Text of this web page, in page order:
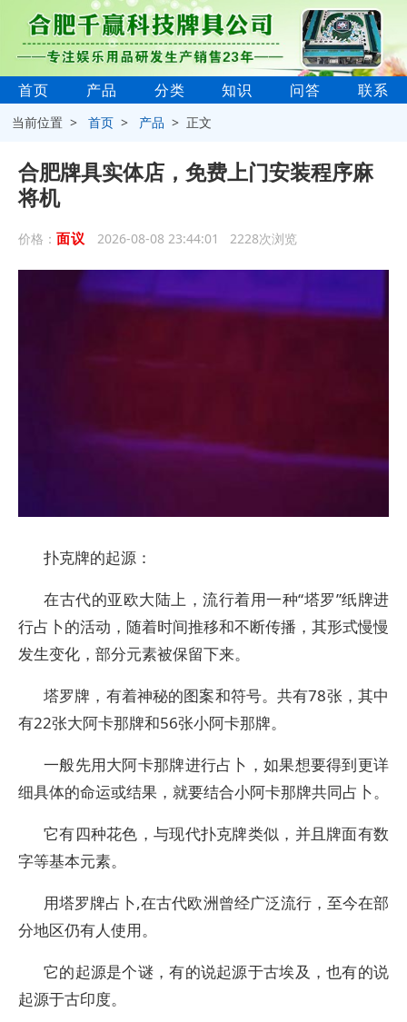
首页 产品 分类 知识 问答 联系
当前位置 >首页 > 产品 > 正文
合肥牌具实体店，免费上门安装程序麻
将机
价格： 面议 2026-08-08 23:44:01 2228次浏览
扑克牌的起源：
在古代的亚欧大陆上，流行着用一种“塔罗”纸牌进
行占卜的活动，随着时间推移和不断传播，其形式慢慢
发生变化，部分元素被保留下来。
塔罗牌，有着神秘的图案和符号。共有78张，其中
有22张大阿卡那牌和56张小阿卡那牌。
一般先用大阿卡那牌进行占卜，如果想要得到更详
细具体的命运或结果，就要结合小阿卡那牌共同占卜。
它有四种花色，与现代扑克牌类似，并且牌面有数
字等基本元素。
用塔罗牌占卜,在古代欧洲曾经广泛流行，至今在部
分地区仍有人使用。
它的起源是个谜，有的说起源于古埃及，也有的说
起源于古印度。